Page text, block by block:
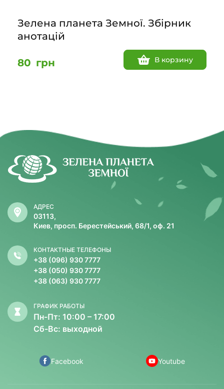
Зелена планета Земної. Збірник
анотацій
80 грн В корзину
АДРЕС
03113,
Киев, просп. Берестейський, 68/1, оф. 21
КОНТАКТНЫЕ ТЕЛЕФОНЫ
+38 (096) 930 7777
+38 (050) 930 7777
+38 (063) 930 7777
ГРАФИК РАБОТЫ
Пн-Пт: 10:00 – 17:00
Сб-Вс: выходной
Facebook Youtube